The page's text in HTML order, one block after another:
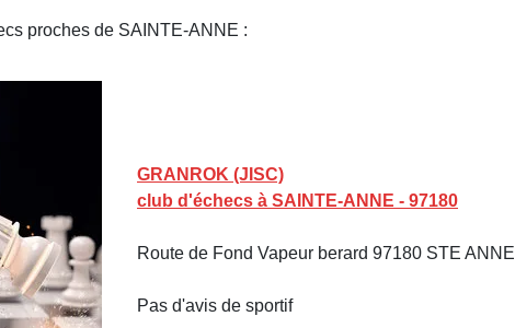
proches de SAINTE-ANNE :
GRANROK (JISC)
club d'échecs à SAINTE-ANNE - 97180
Route de Fond Vapeur berard 97180 STE ANNE
Pas d'avis de sportif